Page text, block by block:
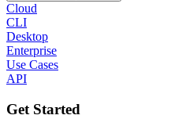
Cloud
CLI
Desktop
Enterprise
Use Cases
API
Get Started